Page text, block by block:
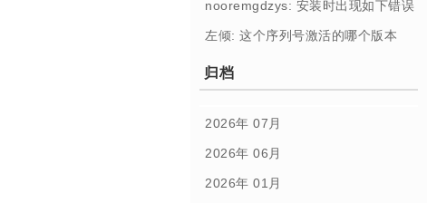
nooremgdzys: 安装时出现如下错误
左倾: 这个序列号激活的哪个版本
归档
2026年 07月
2026年 06月
2026年 01月